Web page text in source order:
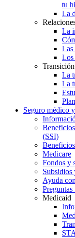
tu
La
La
Las
Los
La
La
Seguro médico
(SSI)
Medicare
Fondos y
Subsidios
Ayuda
Preguntas
Medicaid